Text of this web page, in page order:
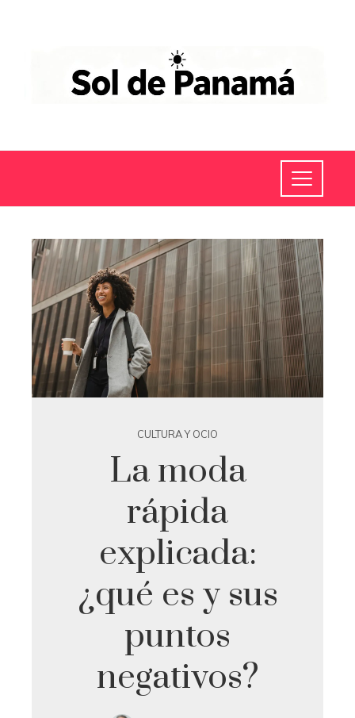
CULTURA Y OCIO
La moda
rápida
explicada:
¿qué es y sus
puntos
negativos?